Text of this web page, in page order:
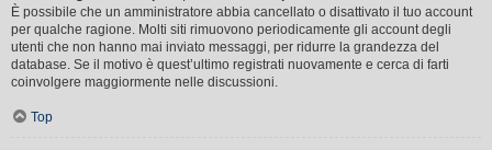
È possibile che un amministratore abbia cancellato o disattivato il tuo account
per qualche ragione. Molti siti rimuovono periodicamente gli account degli
utenti che non hanno mai inviato messaggi, per ridurre la grandezza del
database. Se il motivo è quest’ultimo registrati nuovamente e cerca di farti
coinvolgere maggiormente nelle discussioni.
Top